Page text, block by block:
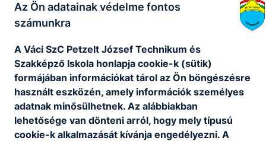
Partnereink
Az Ön adatainak védelme fontos
számunkra
A Váci SzC Petzelt József Technikum és
Szakképző Iskola honlapja cookie-k (sütik)
formájában információkat tárol az Ön böngészésre
használt eszközén, amely információk személyes
adatnak minősülhetnek. Az alábbiakban
lehetősége van dönteni arról, hogy mely típusú
cookie-k alkalmazását kívánja engedélyezni. A